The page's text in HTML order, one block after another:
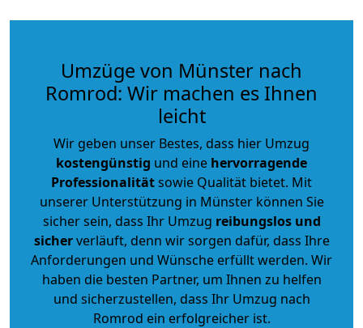
Umzüge von Münster nach
Romrod: Wir machen es Ihnen
leicht
Wir geben unser Bestes, dass hier Umzug
kostengünstig und eine hervorragende
Professionalitätsowie Qualität bietet. Mit
unserer Unterstützung in Münster können Sie
sicher sein, dass Ihr Umzug reibungslos und
sicherverläuft, denn wir sorgen dafür, dass Ihre
Anforderungen und Wünsche erfüllt werden. Wir
haben die besten Partner, um Ihnen zu helfen
und sicherzustellen, dass Ihr Umzug nach
Romrod ein erfolgreicher ist.